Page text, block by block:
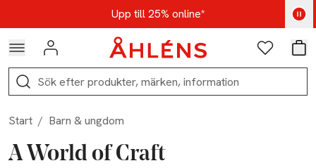
Hoppa till navigationsmenynUpp till 25% online*
Kod: AUG25 - Shoppa nu
Logga in Favoriter
Sök
Start / Barn & ungdom
A World of Craft